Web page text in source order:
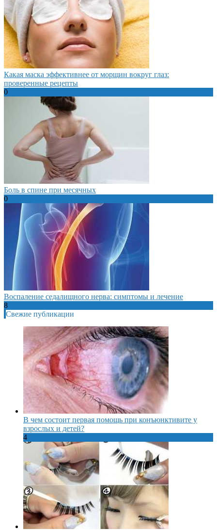
Какая маска эффективнее от морщин вокруг глаз:
проверенные рецепты
0
Боль в спине при месячных
0
Воспаление седалищного нерва: симптомы и лечение
8
Свежие публикации
В чем состоит первая помощь при конъюнктивите у
взрослых и детей?
4